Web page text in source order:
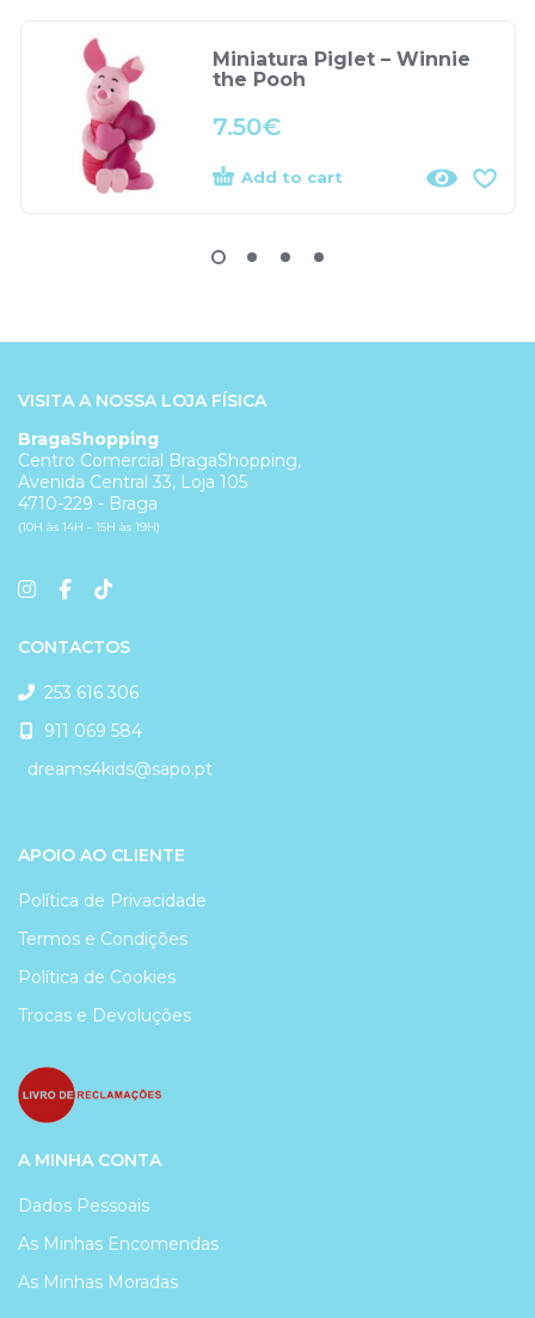
Miniatura Piglet – Winnie
the Pooh
7.50€
Add to cart
VISITA A NOSSA LOJA FÍSICA
BragaShopping
Centro Comercial BragaShopping,
Avenida Central 33, Loja 105
4710-229 - Braga
(10H às 14H - 15H às 19H)
CONTACTOS
253 616 306
911 069 584
dreams4kids@sapo.pt
APOIO AO CLIENTE
Política de Privacidade
Termos e Condições
Política de Cookies
Trocas e Devoluções
A MINHA CONTA
Dados Pessoais
As Minhas Encomendas
As Minhas Moradas